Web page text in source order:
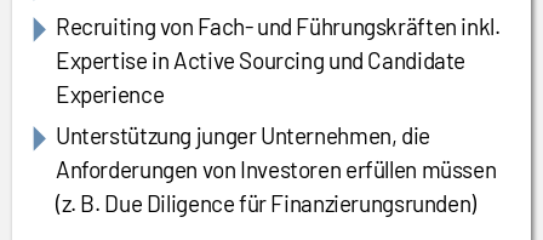
Recruiting von Fach- und Führungskräften inkl.
Expertise in Active Sourcing und Candidate
Experience
Unterstützung junger Unternehmen, die
Anforderungen von Investoren erfüllen müssen
(z. B. Due Diligence für Finanzierungsrunden)